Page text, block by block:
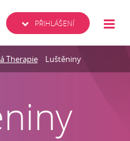
PŘIHLÁŠENÍ
Therapie Luštěniny